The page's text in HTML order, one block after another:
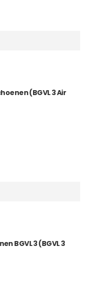
(BGVL 3 Air
BGVL 3 (BGVL 3